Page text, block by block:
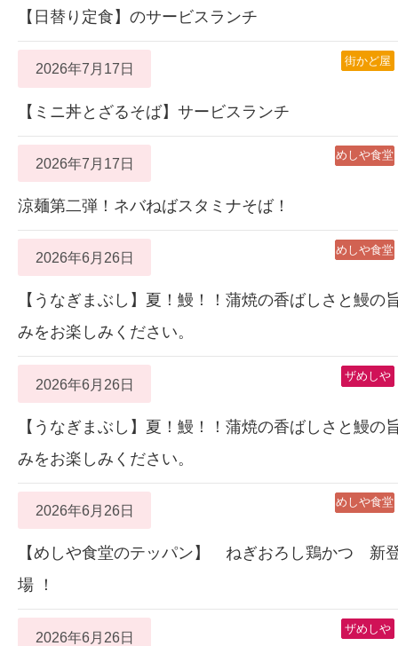
【日替り定食】のサービスランチ
2026年7月17日 街かど屋
【ミニ丼とざるそば】サービスランチ
2026年7月17日 めしや食堂
涼麺第二弾！ネバねばスタミナそば！
2026年6月26日 めしや食堂
【うなぎまぶし】夏！鰻！！蒲焼の香ばしさと鰻の
みをお楽しみください。
2026年6月26日 ザめしや
【うなぎまぶし】夏！鰻！！蒲焼の香ばしさと鰻の
みをお楽しみください。
2026年6月26日 めしや食堂
【めしや食堂のテッパン】 ねぎおろし鶏かつ 新
場 ！
2026年6月26日 ザめしや